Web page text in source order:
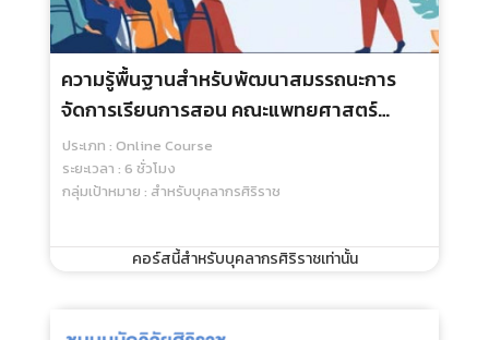
ความรู้พื้นฐานสำหรับพัฒนาสมรรถนะการ
จัดการเรียนการสอน คณะแพทยศาสตร์
ศิริราชพยาบาล
ประเภท : Online Course
ระยะเวลา : 6 ชั่วโมง
กลุ่มเป้าหมาย : สำหรับบุคลากรศิริราช
คอร์สนี้สำหรับบุคลากรศิริราชเท่านั้น